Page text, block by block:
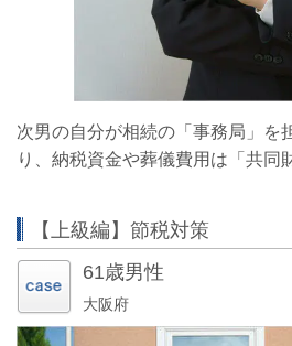
次男の自分が相続の「事務局」を
り、納税資金や葬儀費用は「共同
【上級編】節税対策
61歳男性
大阪府